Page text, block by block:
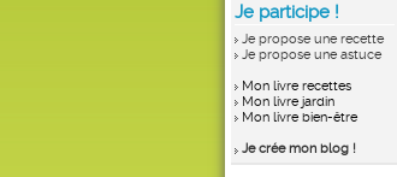
Je participe !
Je propose une recette
Je propose une astuce
Mon livre recettes
Mon livre jardin
Mon livre bien-être
Je crée mon blog !